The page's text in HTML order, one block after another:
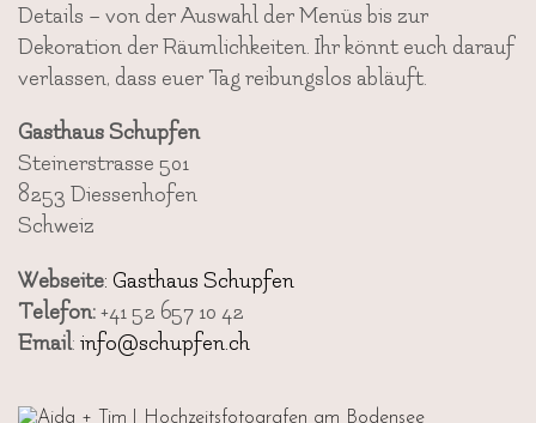
Details – von der Auswahl der Menüs bis zur
Dekoration der Räumlichkeiten. Ihr könnt euch darauf
verlassen, dass euer Tag reibungslos abläuft.
Gasthaus Schupfen
Steinerstrasse 501
8253 Diessenhofen
Schweiz
Webseite: Gasthaus Schupfen
Telefon:+41 52 657 10 42
Email: info@schupfen.ch